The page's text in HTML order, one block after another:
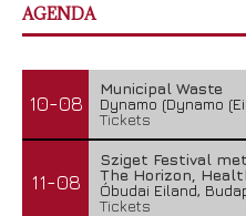
AGENDA
10-08
Municipal Waste
Dynamo (Dynamo
Tickets
11-08
Sziget Festival
The Horizon,
Óbudai Eiland,
Tickets